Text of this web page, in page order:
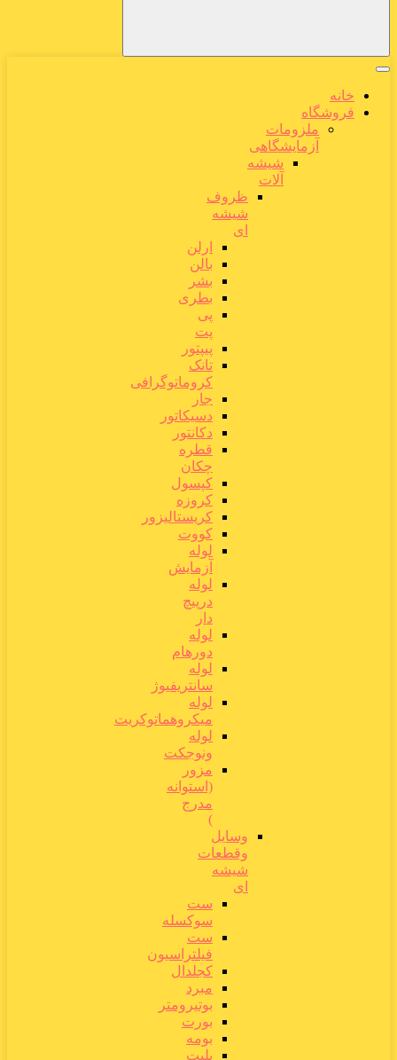
خانه
فروشگاه
ملزومات
آزمایشگاهی
شیشه
آلات
ظروف
شیشه
ای
ارلن
بالن
بشر
بطری
پی
پت
پیپتور
تانک
کروماتوگرافی
جار
دسیکاتور
دکانتور
قطره
چکان
کپسول
کروزه
کریستالیزور
کووت
لوله
آزمایش
لوله
درپیچ
دار
لوله
دورهام
لوله
سانتریفیوژ
لوله
میکروهماتوکریت
لوله
ونوجکت
مزور
(استوانه
مدرج
)
وسایل
وقطعات
شیشه
ای
ست
سوکسله
ست
فیلتراسیون
کجلدال
مبرد
بوتیرومتر
بورت
بومه
پلیت